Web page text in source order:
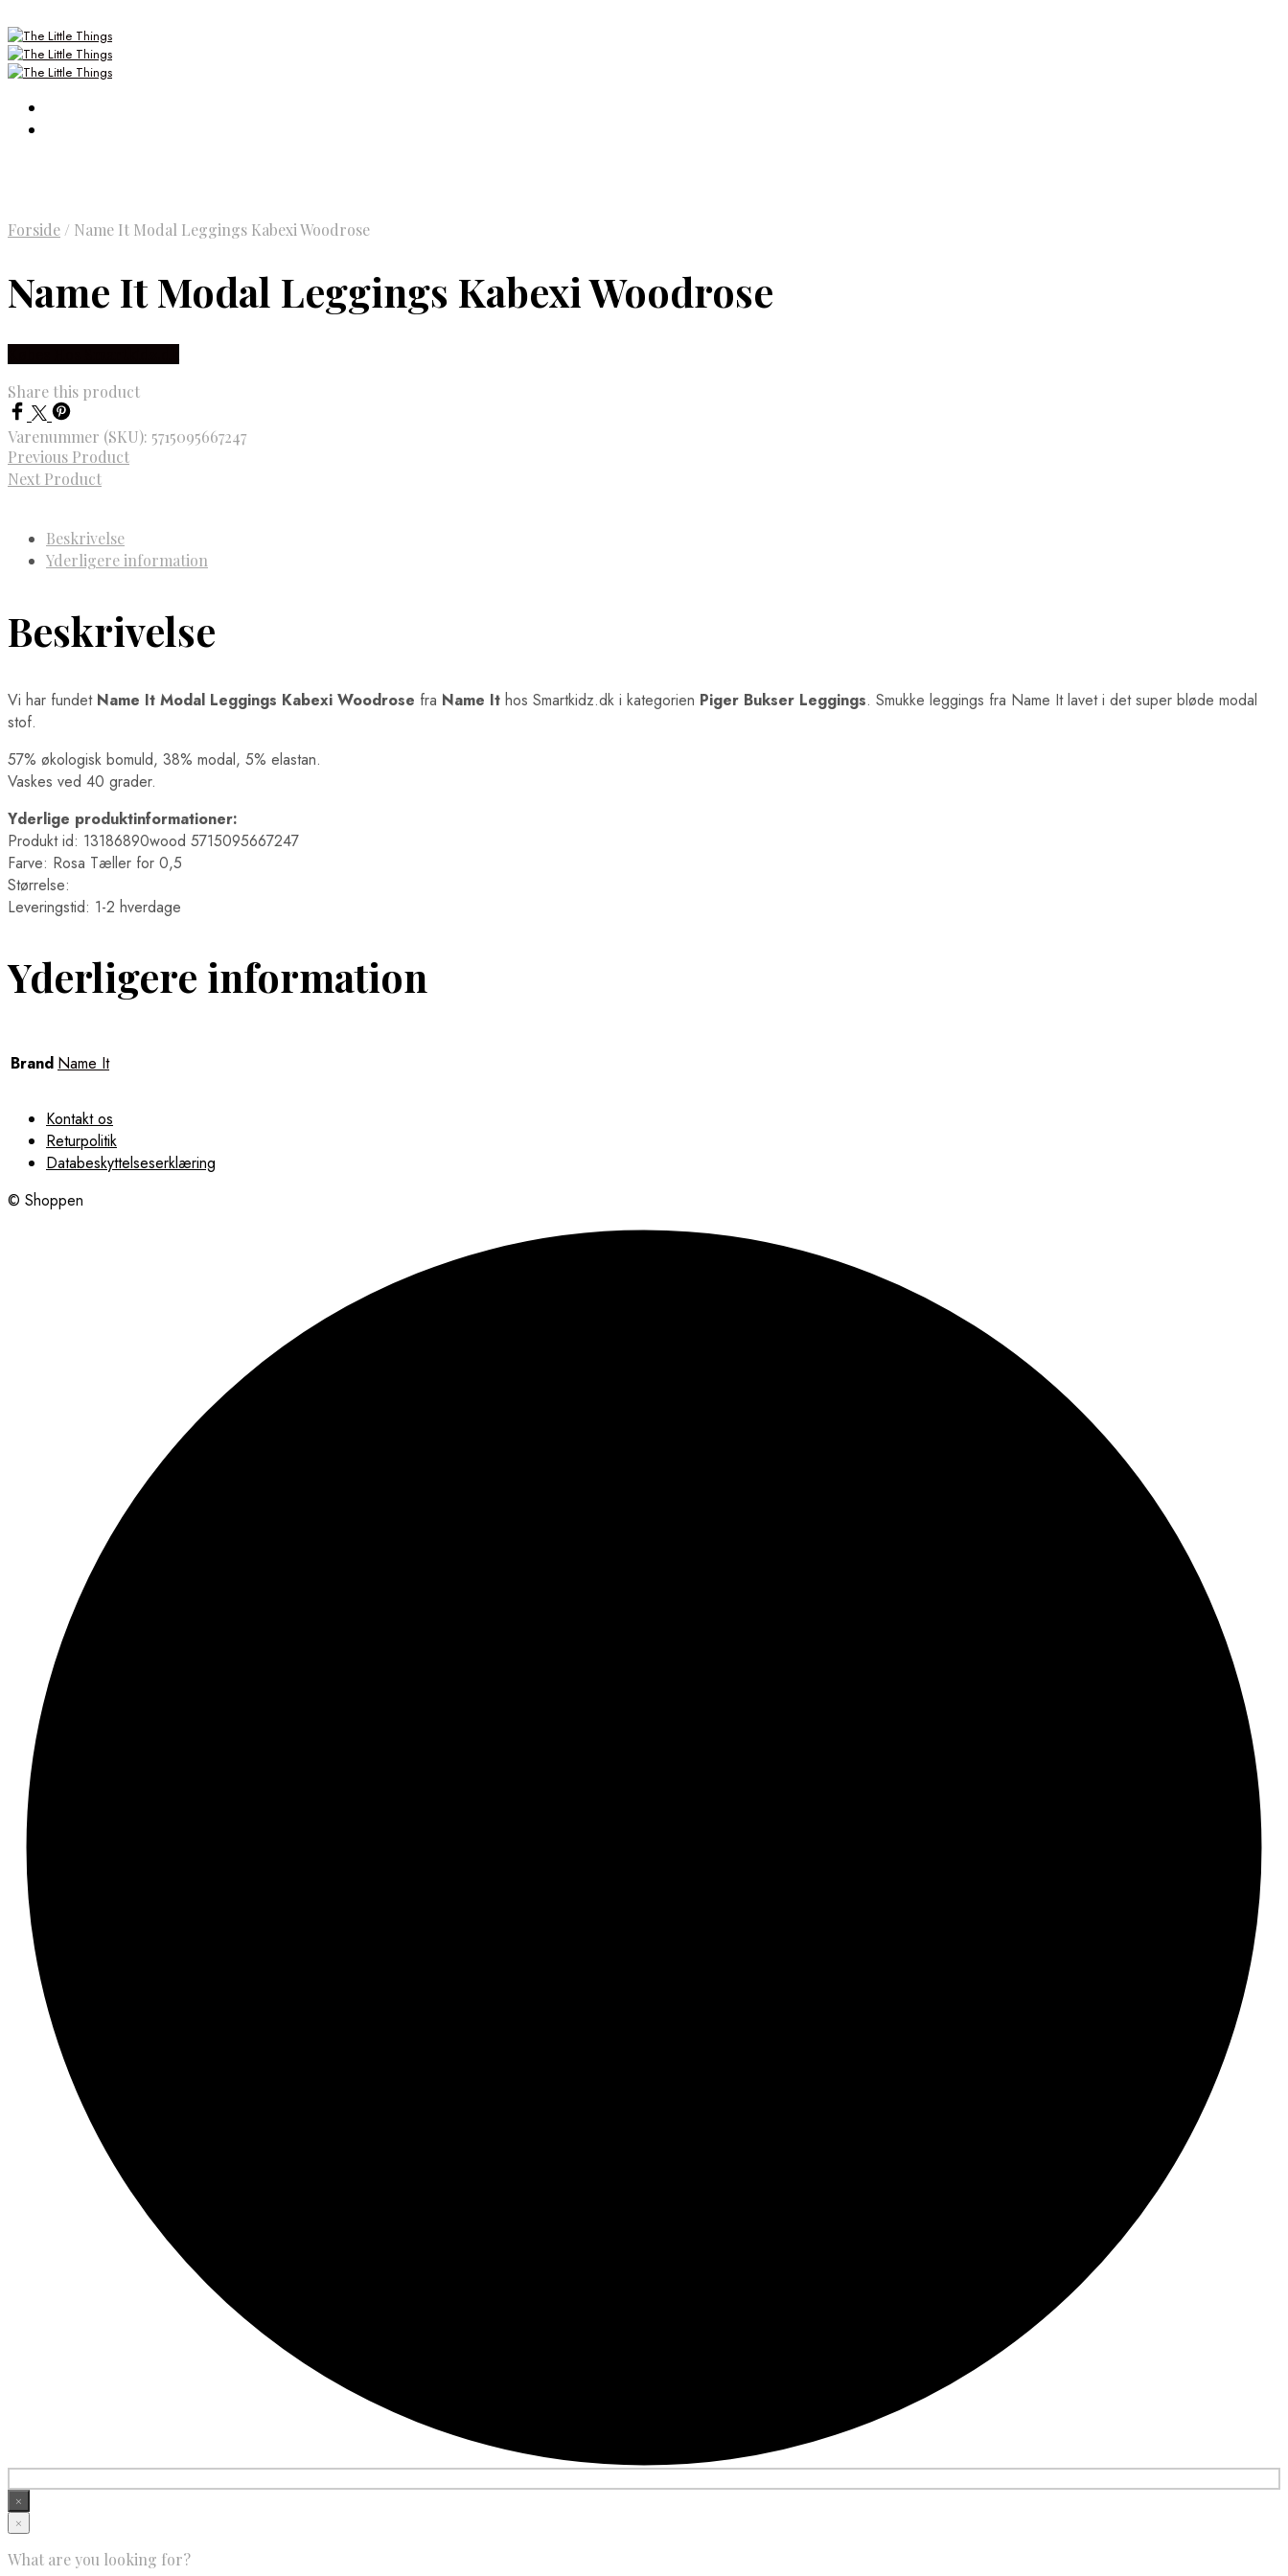
Forside / Name It Modal Leggings Kabexi Woodrose
Name It Modal Leggings Kabexi Woodrose
Share this product
Varenummer (SKU): 5715095667247
Previous Product
Next Product
Beskrivelse
Yderligere information
Beskrivelse
Vi har fundet Name It Modal Leggings Kabexi Woodrose fra Name It hos Smartkidz.dk i kategorien Piger Bukser Leggings. Smukke leggings fra Name It lavet i det super bløde modal
stof.
57% økologisk bomuld, 38% modal, 5% elastan.
Vaskes ved 40 grader.
Yderlige produktinformationer:
Produkt id: 13186890wood 5715095667247
Farve: Rosa Tæller for 0,5
Størrelse:
Leveringstid: 1-2 hverdage
Yderligere information
Brand Name It
Kontakt os
Returpolitik
Databeskyttelseserklæring
© Shoppen
×
×
What are you looking for?